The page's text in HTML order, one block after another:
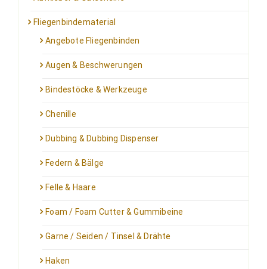
Fliegenbindematerial
Angebote Fliegenbinden
Augen & Beschwerungen
Bindestöcke & Werkzeuge
Chenille
Dubbing & Dubbing Dispenser
Federn & Bälge
Felle & Haare
Foam / Foam Cutter & Gummibeine
Garne / Seiden / Tinsel & Drähte
Haken